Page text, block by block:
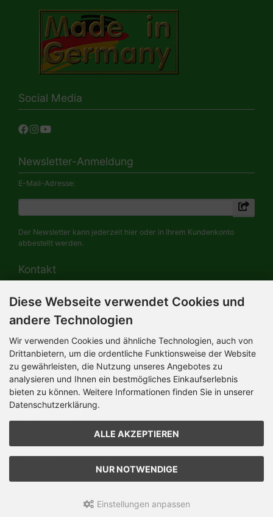
Social Media
Newsletter-Anmeldung
E-Mail-Adresse:
Der Newsletter kann jederzeit hier oder in Ihrem Kundenkonto
abbestellt werden.
Kontakt
HERMANN-Spielwaren GmbH
Im Grund 9-11
Mo-Do 8.00 bis 16.30 Uhr
Bürozeiten:
Mo-Do 8.00 bis 16.30 Uhr
Fr 8.00 bis 12.30 Uhr
+49 (0) 09561 85900
info@hermann.de
Geschäftsführer
Handelsregister Amtsgericht Coburg
Diese Webseite verwendet Cookies und
andere Technologien
Wir verwenden Cookies und ähnliche Technologien, auch von
Drittanbietern, um die ordentliche Funktionsweise der Website
zu gewährleisten, die Nutzung unseres Angebotes zu
analysieren und Ihnen ein bestmögliches Einkaufserlebnis
bieten zu können. Weitere Informationen finden Sie in unserer
Datenschutzerklärung.
ALLE AKZEPTIEREN
NUR NOTWENDIGE
Einstellungen anpassen